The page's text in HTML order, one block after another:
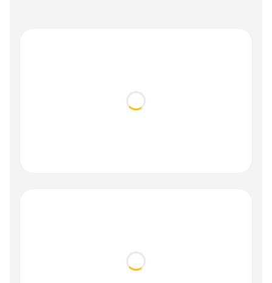
Loading...
Loading...